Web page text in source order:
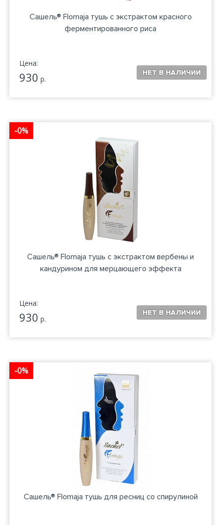
Сашель® Flomaja тушь с экстрактом красного
ферментированного риса
Цена:
930 р.
-0%
Сашель® Flomaja тушь с экстрактом вербены и
кандурином для мерцающего эффекта
Цена:
930 р.
-0%
Сашель® Flomaja тушь для ресниц со спирулиной